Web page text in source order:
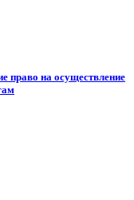
право на осуществление